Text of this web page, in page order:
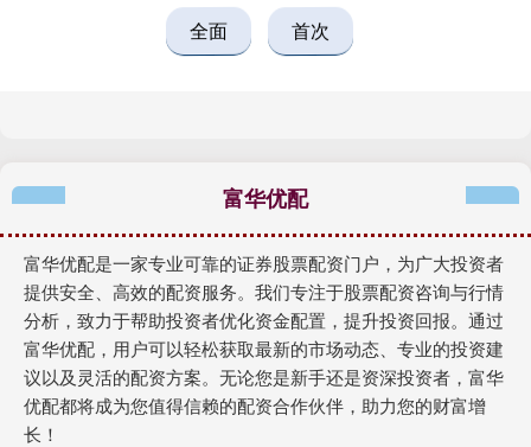
全面 首次
富华优配
富华优配是一家专业可靠的证券股票配资门户，为广大投资者
提供安全、高效的配资服务。我们专注于股票配资咨询与行情
分析，致力于帮助投资者优化资金配置，提升投资回报。通过
富华优配，用户可以轻松获取最新的市场动态、专业的投资建
议以及灵活的配资方案。无论您是新手还是资深投资者，富华
优配都将成为您值得信赖的配资合作伙伴，助力您的财富增
长！